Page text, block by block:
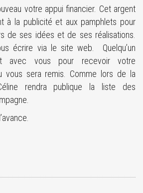
votre appui financier. Cet argent
à la publicité et aux pamphlets pour
de ses idées et de ses réalisations.
écrire via le site web. Quelqu’un
avec vous pour recevoir votre
vous sera remis. Comme lors de la
rendra publique la liste des